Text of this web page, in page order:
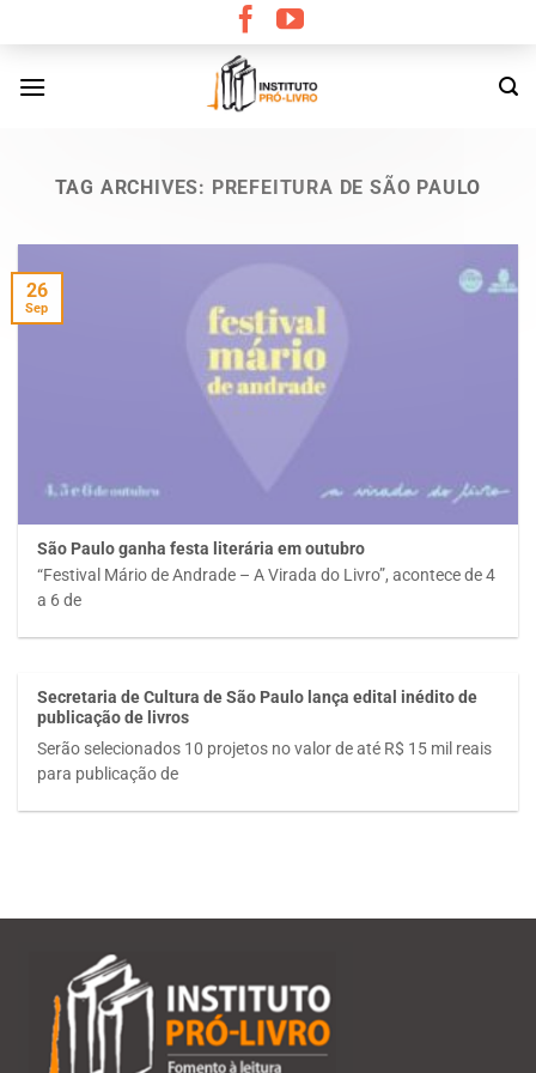
content
TAG ARCHIVES: PREFEITURA DE SÃO PAULO
São Paulo ganha festa literária em outubro
“Festival Mário de Andrade – A Virada do Livro”, acontece de 4
a 6 de
26
Sep
Secretaria de Cultura de São Paulo lança edital inédito de
publicação de livros
Serão selecionados 10 projetos no valor de até R$ 15 mil reais
para publicação de